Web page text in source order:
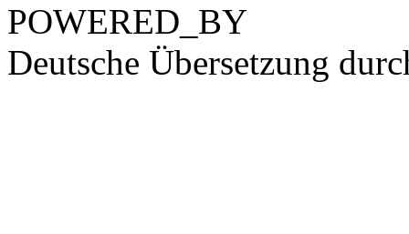
POWERED_BY
Deutsche Übersetzung